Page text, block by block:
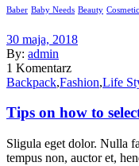
Baber Baby Needs Beauty Cosmetic
30 maja, 2018
By: admin
1 Komentarz
Backpack,Fashion,Life
Tips on how to
Sligula eget dolor. Nulla
tempus non, auctor et,